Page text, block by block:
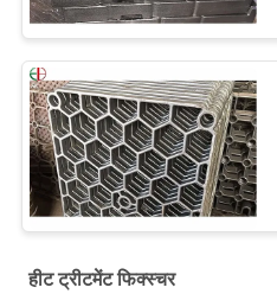
हीट ट्रीटमेंट फिक्स्चर